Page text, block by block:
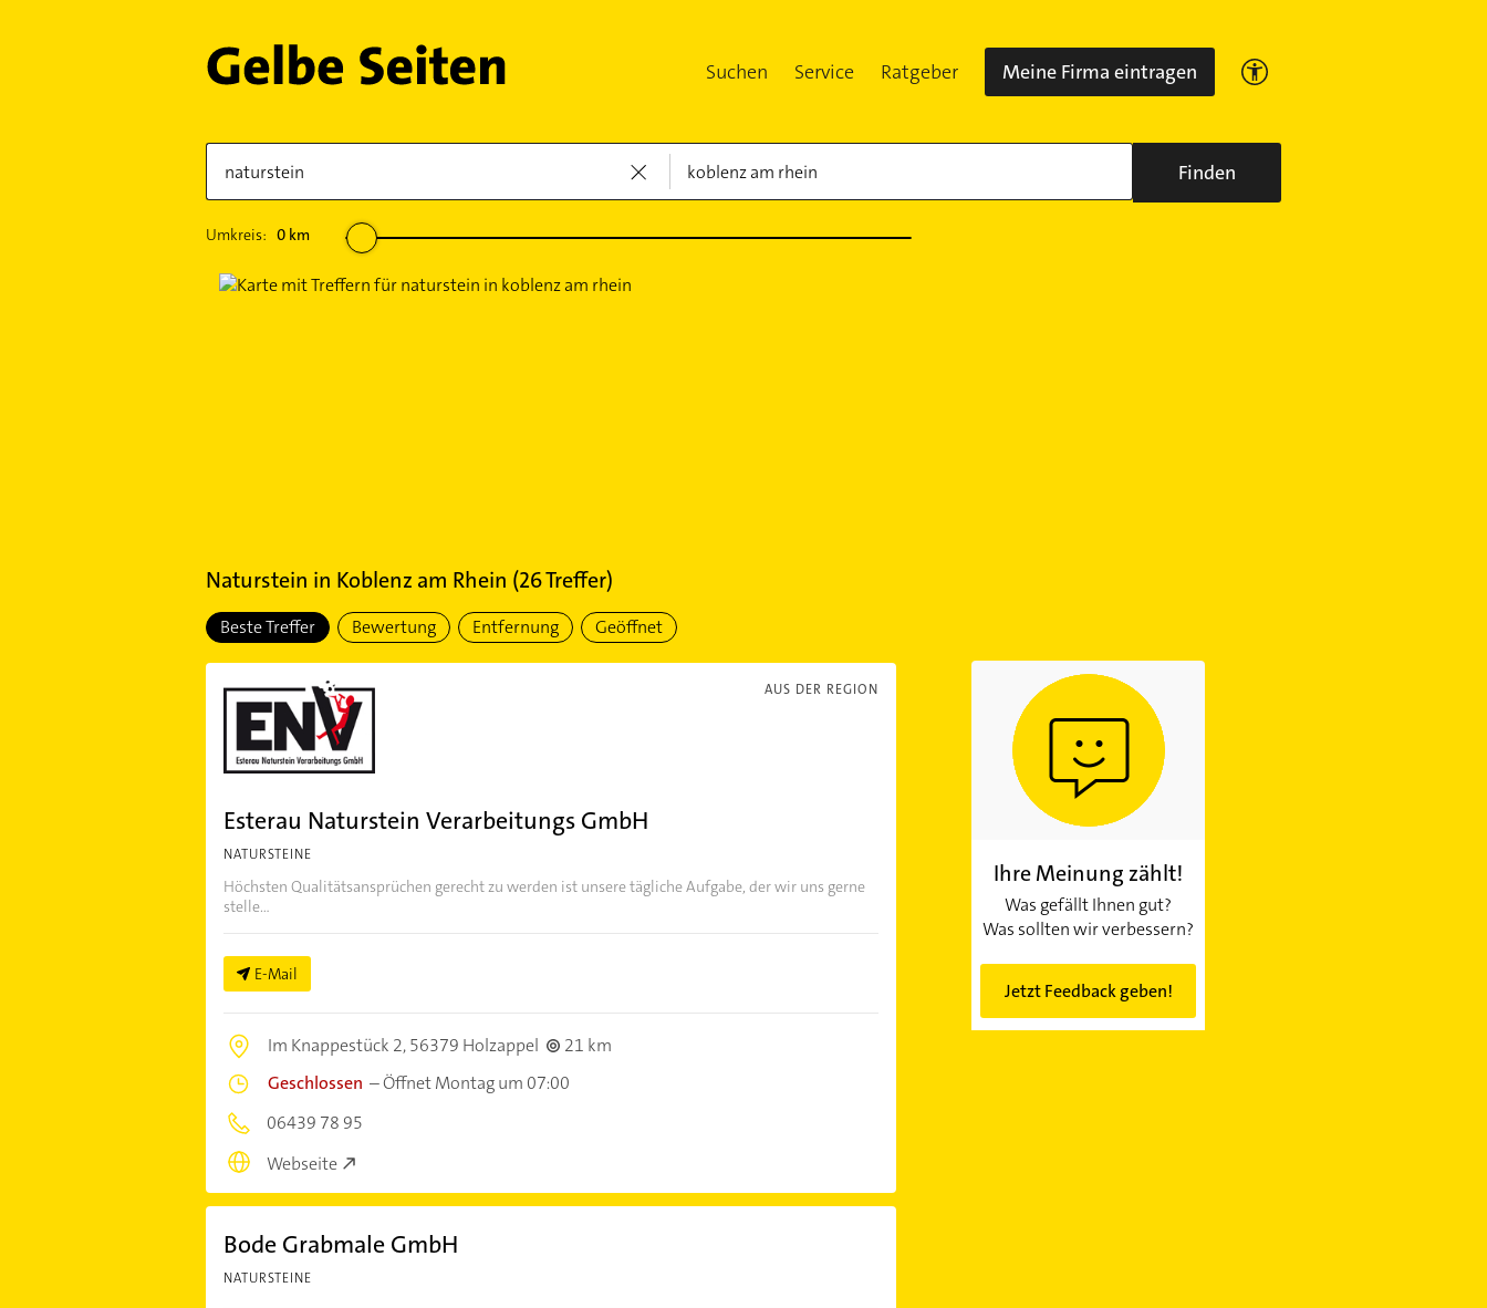
Suchen Service Ratgeber Meine Firma eintragen
Finden
Umkreis: 0km
Naturstein in Koblenz am Rhein (26Treffer)
Beste Treffer Bewertung Entfernung Geöffnet
AUS DER REGION
Esterau Naturstein Verarbeitungs GmbH
NATURSTEINE
Höchsten Qualitätsansprüchen gerecht zu werden ist unsere tägliche Aufgabe, der wir uns gerne
stelle...
E-Mail
Im Knappestück 2,56379 Holzappel
21 km
Geschlossen –Öffnet Montag um 07:00
06439 78 95
Webseite
Bode Grabmale GmbH
NATURSTEINE
Ihre Meinung zählt!
Was gefällt Ihnen gut?
Was sollten wir verbessern?
Jetzt Feedback geben!